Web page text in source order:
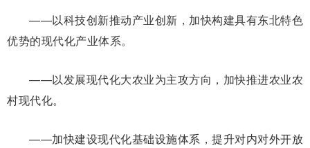
——以科技创新推动产业创新，加快构建具有东北特色
优势的现代化产业体系。
——以发展现代化大农业为主攻方向，加快推进农业农
村现代化。
——加快建设现代化基础设施体系，提升对内对外开放